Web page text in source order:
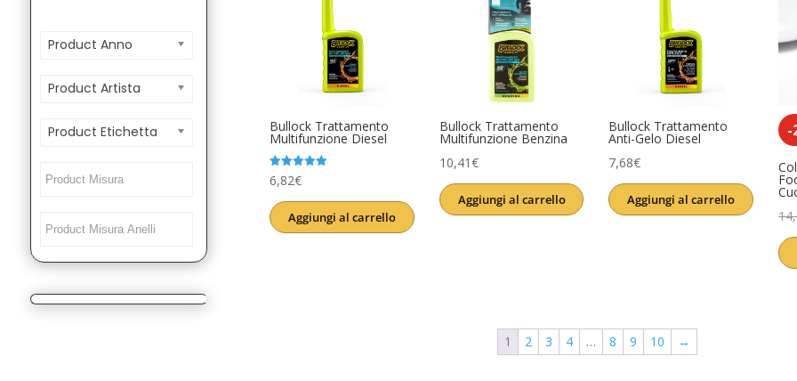
Product Anno
Product Artista
Product Etichetta Bullock Trattamento
Multifunzione Diesel
Valutato
5.00
6,82€
Aggiungi al carrello
Bullock Trattamento
Multifunzione Benzina
10,41€
Aggiungi al carrello
Bullock Trattamento
Anti-Gelo Diesel
7,68€
Aggiungi al carrello
-
1 2 3 4 … 8 9 10 →